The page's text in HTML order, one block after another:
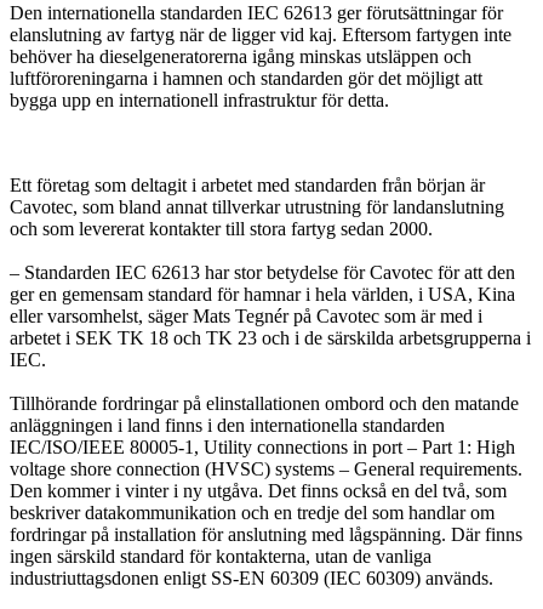
Den internationella standarden IEC 62613 ger förutsättningar för
elanslutning av fartyg när de ligger vid kaj. Eftersom fartygen inte
behöver ha dieselgeneratorerna igång minskas utsläppen och
luftföroreningarna i hamnen och standarden gör det möjligt att
bygga upp en internationell infrastruktur för detta.
Ett företag som deltagit i arbetet med standarden från början är
Cavotec, som bland annat tillverkar utrustning för landanslutning
och som levererat kontakter till stora fartyg sedan 2000.
– Standarden IEC 62613 har stor betydelse för Cavotec för att den
ger en gemensam standard för hamnar i hela världen, i USA, Kina
eller varsomhelst, säger Mats Tegnér på Cavotec som är med i
arbetet i SEK TK 18 och TK 23 och i de särskilda arbetsgrupperna i
IEC.
Tillhörande fordringar på elinstallationen ombord och den matande
anläggningen i land finns i den internationella standarden
IEC/ISO/IEEE 80005-1, Utility connections in port – Part 1: High
voltage shore connection (HVSC) systems – General requirements.
Den kommer i vinter i ny utgåva. Det finns också en del två, som
beskriver datakommunikation och en tredje del som handlar om
fordringar på installation för anslutning med lågspänning. Där finns
ingen särskild standard för kontakterna, utan de vanliga
industriuttagsdonen enligt SS-EN 60309 (IEC 60309) används.